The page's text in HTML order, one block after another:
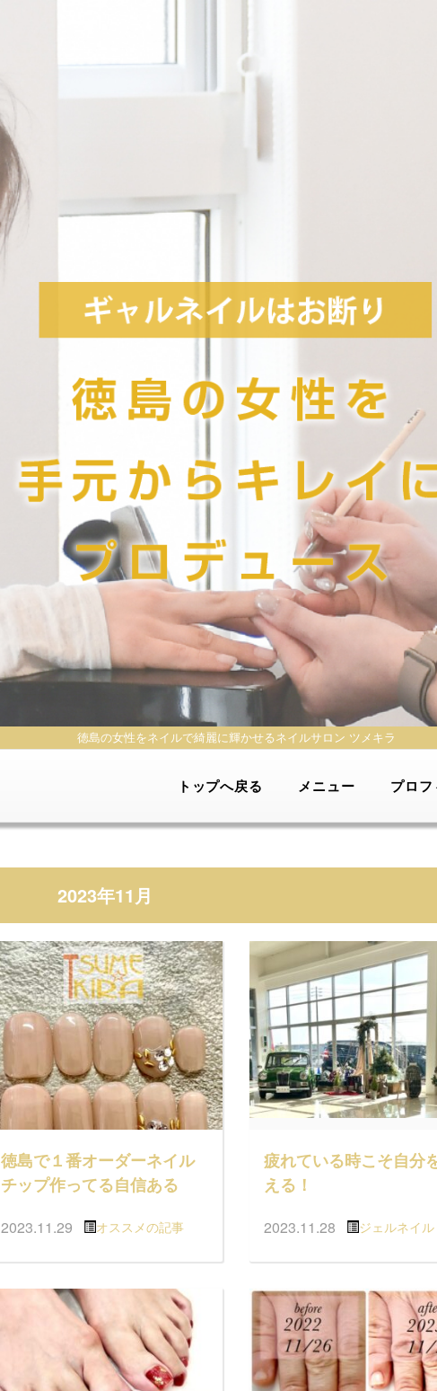
徳島の女性をネイルで綺麗に輝かせるネイルサロン ツメキラ
トップへ戻る メニュー プロ
2023年11月
徳島で１番オーダーネイル
チップ作ってる自信ある
2023.11.29 オススメの記事
疲れている時こそ自分
える！
2023.11.28 ジェルネイル